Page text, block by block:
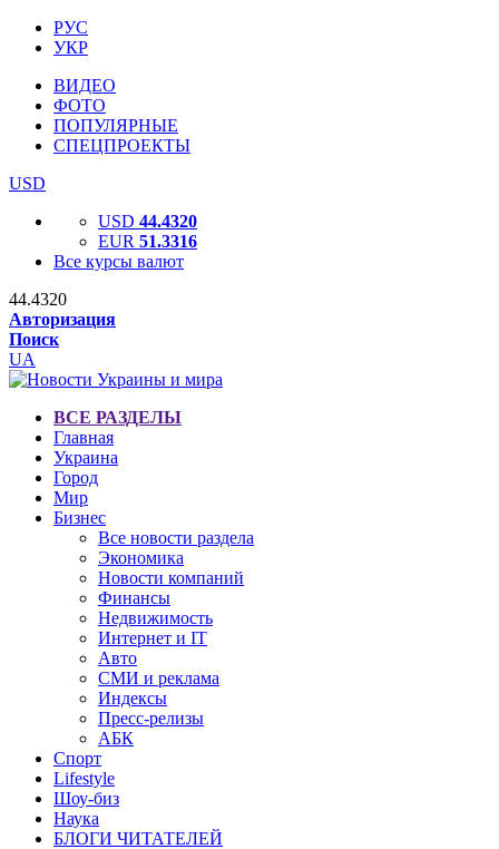
РУС
УКР
ВИДЕО
ФОТО
ПОПУЛЯРНЫЕ
СПЕЦПРОЕКТЫ
USD
USD 44.4320
EUR 51.3316
Все курсы валют
44.4320
Авторизация
Поиск
UA
ВСЕ РАЗДЕЛЫ
Главная
Украина
Город
Мир
Бизнес
Все новости раздела
Экономика
Новости компаний
Финансы
Недвижимость
Интернет и IT
Авто
СМИ и реклама
Индексы
Пресс-релизы
АБК
Спорт
Lifestyle
Шоу-биз
Наука
БЛОГИ ЧИТАТЕЛЕЙ